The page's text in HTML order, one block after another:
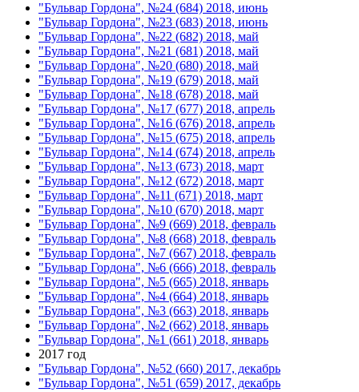
"Бульвар Гордона", №24 (684) 2018, июнь
"Бульвар Гордона", №23 (683) 2018, июнь
"Бульвар Гордона", №22 (682) 2018, май
"Бульвар Гордона", №21 (681) 2018, май
"Бульвар Гордона", №20 (680) 2018, май
"Бульвар Гордона", №19 (679) 2018, май
"Бульвар Гордона", №18 (678) 2018, май
"Бульвар Гордона", №17 (677) 2018, апрель
"Бульвар Гордона", №16 (676) 2018, апрель
"Бульвар Гордона", №15 (675) 2018, апрель
"Бульвар Гордона", №14 (674) 2018, апрель
"Бульвар Гордона", №13 (673) 2018, март
"Бульвар Гордона", №12 (672) 2018, март
"Бульвар Гордона", №11 (671) 2018, март
"Бульвар Гордона", №10 (670) 2018, март
"Бульвар Гордона", №9 (669) 2018, февраль
"Бульвар Гордона", №8 (668) 2018, февраль
"Бульвар Гордона", №7 (667) 2018, февраль
"Бульвар Гордона", №6 (666) 2018, февраль
"Бульвар Гордона", №5 (665) 2018, январь
"Бульвар Гордона", №4 (664) 2018, январь
"Бульвар Гордона", №3 (663) 2018, январь
"Бульвар Гордона", №2 (662) 2018, январь
"Бульвар Гордона", №1 (661) 2018, январь
2017 год
"Бульвар Гордона", №52 (660) 2017, декабрь
"Бульвар Гордона", №51 (659) 2017, декабрь